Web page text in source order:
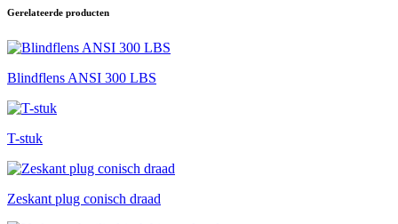
Gerelateerde producten
Blindflens ANSI 300 LBS
T-stuk
Zeskant plug conisch draad